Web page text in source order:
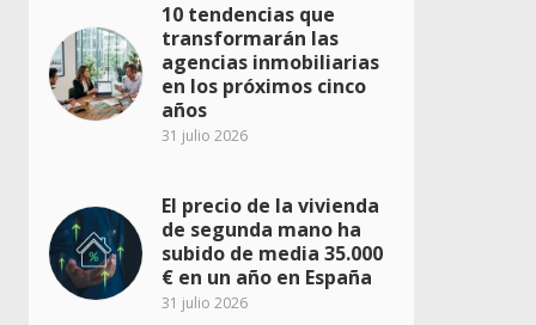
10 tendencias que
transformarán las
agencias inmobiliarias
en los próximos cinco
años
31 julio 2026
El precio de la vivienda
de segunda mano ha
subido de media 35.000
€ en un año en España
31 julio 2026